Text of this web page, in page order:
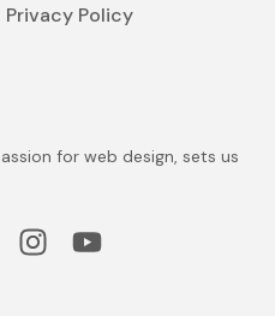
Privacy Policy
for web design, sets us